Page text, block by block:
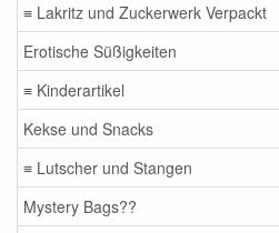
≡ Lakritz und Zuckerwerk Verpackt
Erotische Süßigkeiten
≡ Kinderartikel
Kekse und Snacks
≡ Lutscher und Stangen
Mystery Bags??